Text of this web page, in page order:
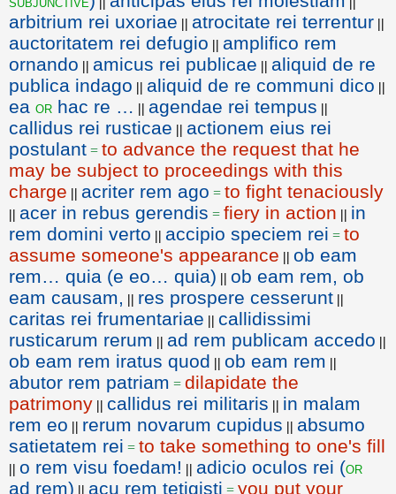
arbitrium rei uxoriae || atrocitate rei terrentur ||
auctoritatem rei defugio || amplifico rem
ornando || amicus rei publicae || aliquid de re
publica indago || aliquid de re communi dico ||
ea or hac re … || agendae rei tempus ||
callidus rei rusticae || actionem eius rei
postulant = to advance the request that he
may be subject to proceedings with this
charge || acriter rem ago = to fight tenaciously
|| acer in rebus gerendis = fiery in action || in
rem domini verto || accipio speciem rei = to
assume someone's appearance || ob eam
rem… quia (e eo… quia) || ob eam rem, ob
eam causam, || res prospere cesserunt ||
caritas rei frumentariae || callidissimi
rusticarum rerum || ad rem publicam accedo ||
ob eam rem iratus quod || ob eam rem ||
abutor rem patriam = dilapidate the
patrimony || callidus rei militaris || in malam
rem eo || rerum novarum cupidus || absumo
satietatem rei = to take something to one's fill
|| o rem visu foedam! || adicio oculos rei (or
ad rem) || acu rem tetigisti = you put your